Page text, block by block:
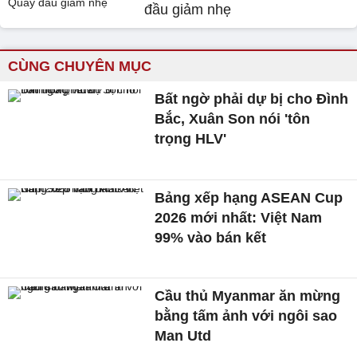
đầu giảm nhẹ
CÙNG CHUYÊN MỤC
Bất ngờ phải dự bị cho Đình
Bắc, Xuân Son nói 'tôn
trọng HLV'
Bảng xếp hạng ASEAN Cup
2026 mới nhất: Việt Nam
99% vào bán kết
Cầu thủ Myanmar ăn mừng
bằng tấm ảnh với ngôi sao
Man Utd